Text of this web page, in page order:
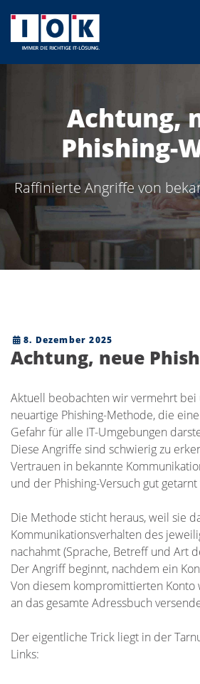
Achtung,
Phishing-
Raffinierte Angriffe von
8. Dezember 2025
Achtung, neue
Aktuell beobachten wir vermehrt bei
neuartige Phishing-Methode, die
Gefahr für alle IT-Umgebungen
Diese Angriffe sind schwierig zu
Vertrauen in bekannte
und der Phishing-Versuch gut
Die Methode sticht heraus, weil sie
Kommunikationsverhalten des
nachahmt (Sprache, Betreff und Art
Der Angriff beginnt, nachdem ein
Von diesem kompromittierten Konto
an das gesamte Adressbuch
Der eigentliche Trick liegt in der
Links: